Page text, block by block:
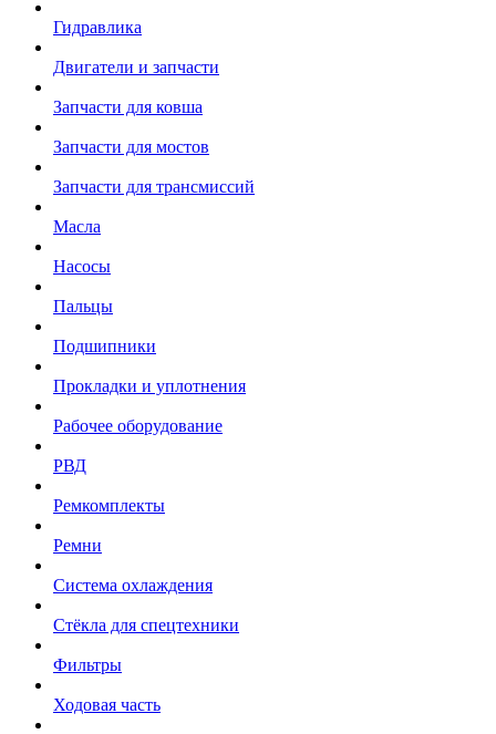
Гидравлика
Двигатели и запчасти
Запчасти для ковша
Запчасти для мостов
Запчасти для трансмиссий
Масла
Насосы
Пальцы
Подшипники
Прокладки и уплотнения
Рабочее оборудование
РВД
Ремкомплекты
Ремни
Система охлаждения
Стёкла для спецтехники
Фильтры
Ходовая часть